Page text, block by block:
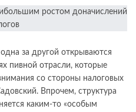
за другой открываются
пивной отрасли, которые
со стороны налоговых
Впрочем, структура
каким-то «особым